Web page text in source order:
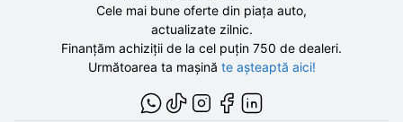
Cele mai bune oferte din piața auto,
actualizate zilnic.
Finanțăm achiziții de la cel puțin 750 de dealeri.
Următoarea ta mașină te așteaptă aici!